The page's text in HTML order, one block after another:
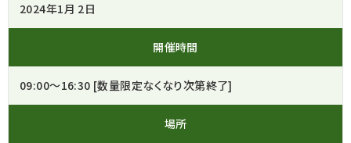
2024年1月 2日
開催時間
09:00～16:30 [数量限定なくなり次第終了]
場所